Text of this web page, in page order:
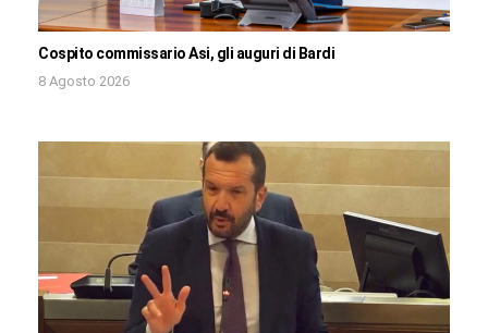
Cospito commissario Asi, gli auguri di Bardi
8 Agosto 2026